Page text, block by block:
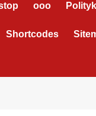
ooo
Shortcodes